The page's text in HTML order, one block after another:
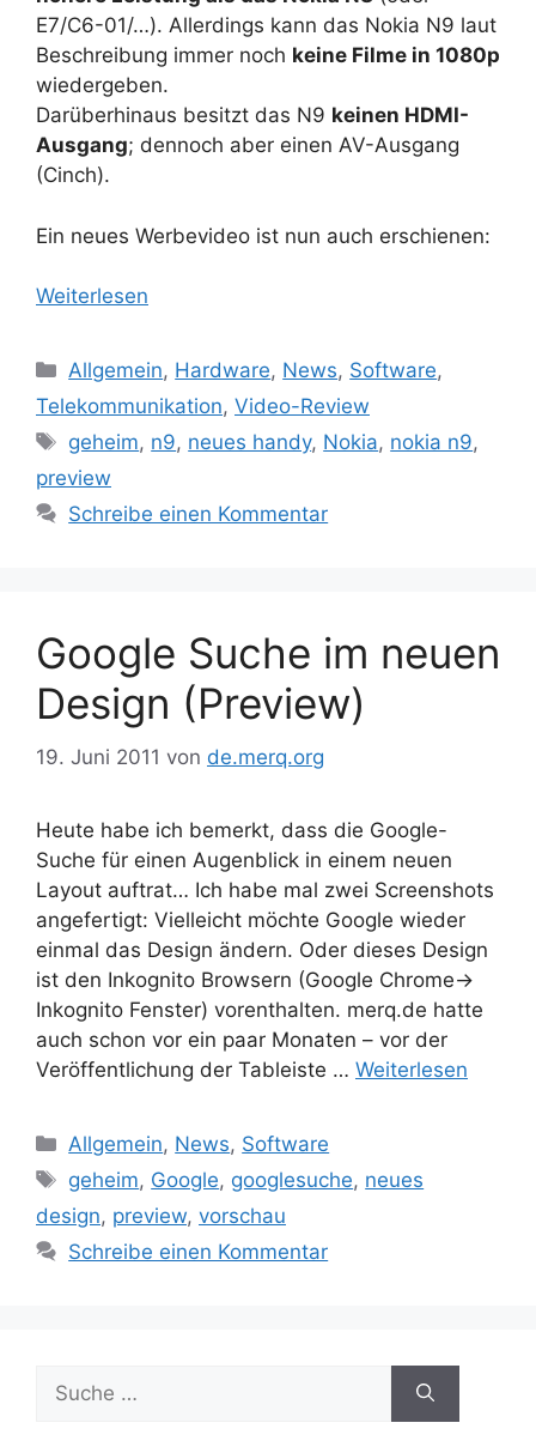
E7/C6-01/…). Allerdings kann das Nokia N9 laut
Beschreibung immer noch keine Filme in 1080p
wiedergeben.
Darüberhinaus besitzt das N9 keinen HDMI-
Ausgang; dennoch aber einen AV-Ausgang
(Cinch).
Ein neues Werbevideo ist nun auch erschienen:
Weiterlesen
Kategorien
Allgemein, Hardware, News, Software,
Telekommunikation, Video-Review
Schlagwörter
geheim, n9, neues handy, Nokia, nokia n9,
preview
Schreibe einen Kommentar
Google Suche im neuen
Design (Preview)
19. Juni 2011 von de.merq.org
Heute habe ich bemerkt, dass die Google-
Suche für einen Augenblick in einem neuen
Layout auftrat… Ich habe mal zwei Screenshots
angefertigt: Vielleicht möchte Google wieder
einmal das Design ändern. Oder dieses Design
ist den Inkognito Browsern (Google Chrome->
Inkognito Fenster) vorenthalten. merq.de hatte
auch schon vor ein paar Monaten – vor der
Veröffentlichung der Tableiste … Weiterlesen
Kategorien
Allgemein, News, Software
Schlagwörter
geheim, Google, googlesuche, neues
design, preview, vorschau
Schreibe einen Kommentar
nach: